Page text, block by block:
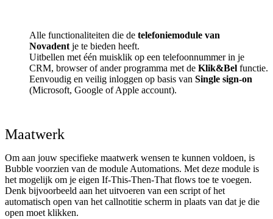
Alle functionaliteiten die de telefoniemodule van
Novadent je te bieden heeft.
Uitbellen met één muisklik op een telefoonnummer in je
CRM, browser of ander programma met de Klik&Bel functie.
Eenvoudig en veilig inloggen op basis van Single sign-on
(Microsoft, Google of Apple account).
Maatwerk
Om aan jouw specifieke maatwerk wensen te kunnen voldoen, is
Bubble voorzien van de module Automations. Met deze module is
het mogelijk om je eigen If-This-Then-That flows toe te voegen.
Denk bijvoorbeeld aan het uitvoeren van een script of het
automatisch open van het callnotitie scherm in plaats van dat je die
open moet klikken.